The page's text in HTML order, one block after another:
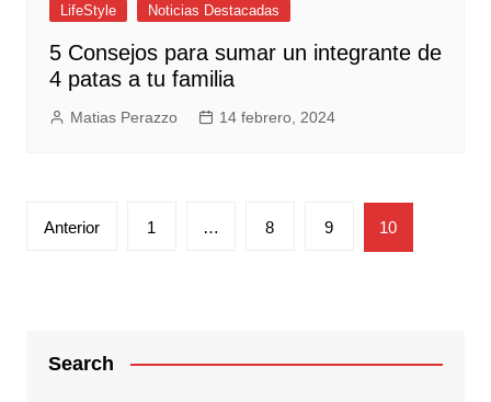
LifeStyle Noticias Destacadas
5 Consejos para sumar un integrante de
4 patas a tu familia
Matias Perazzo 14 febrero, 2024
Paginación
Anterior 1 … 8 9 10
Search